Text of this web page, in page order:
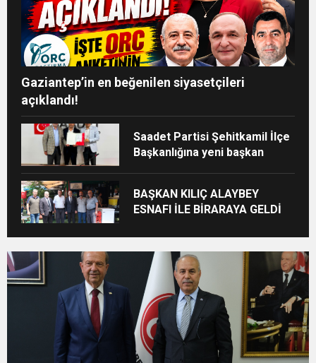
Gaziantep’in en beğenilen siyasetçileri
açıklandı!
Saadet Partisi Şehitkamil İlçe
Başkanlığına yeni başkan
BAŞKAN KILIÇ ALAYBEY
ESNAFI İLE BİRARAYA GELDİ